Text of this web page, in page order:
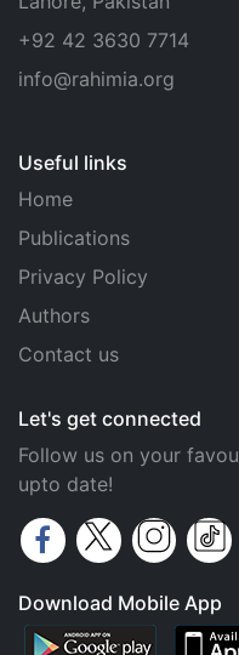
+92 42 3630 7714
info@rahimia.org
Useful links
Home
Publications
Privacy Policy
Authors
Contact us
Let's get connected
Follow us on your
upto date!
Download Mobile App